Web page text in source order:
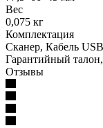
Вес
0,075 кг
Комплектация
Сканер, Кабель
Гарантийный
Отзывы